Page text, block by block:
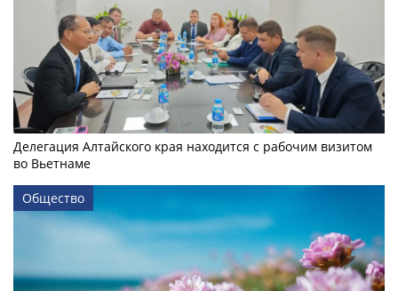
Делегация Алтайского края находится с рабочим визитом
во Вьетнаме
Общество